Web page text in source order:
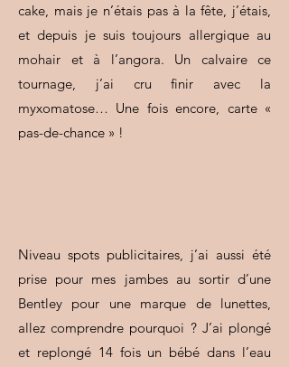
cake, mais je n’étais pas à la fête, j’étais,
et depuis je suis toujours allergique au
mohair et à l’angora. Un calvaire ce
tournage, j’ai cru finir avec la
myxomatose… Une fois encore, carte «
pas-de-chance » !
Niveau spots publicitaires, j’ai aussi été
prise pour mes jambes au sortir d’une
Bentley pour une marque de lunettes,
allez comprendre pourquoi ? J’ai plongé
et replongé 14 fois un bébé dans l’eau